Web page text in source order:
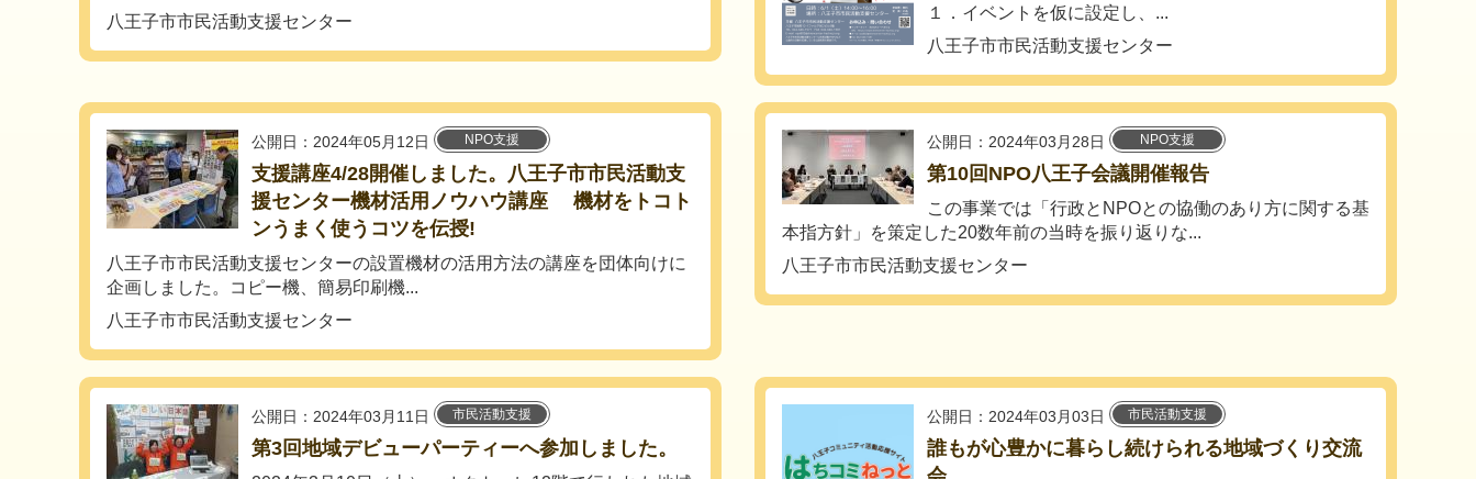
八王子市市民活動支援センター
１．イベントを仮に設定し、...
八王子市市民活動支援センター
公開日：2024年05月12日 NPO支援
支援講座4/28開催しました。八王子市市民活動支
援センター機材活用ノウハウ講座 機材をトコト
ンうまく使うコツを伝授!
八王子市市民活動支援センターの設置機材の活用方法の講座を団体向けに
企画しました。コピー機、簡易印刷機...
八王子市市民活動支援センター
公開日：2024年03月28日 NPO支援
第10回NPO八王子会議開催報告
この事業では「行政とNPOとの協働のあり方に関する基
本指方針」を策定した20数年前の当時を振り返りな...
八王子市市民活動支援センター
公開日：2024年03月11日 市民活動支援
第3回地域デビューパーティーへ参加しました。
公開日：2024年03月03日 市民活動支援
誰もが心豊かに暮らし続けられる地域づくり交流